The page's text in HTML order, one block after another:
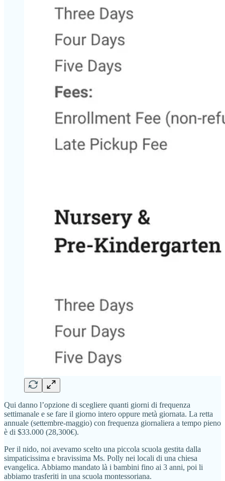
Qui danno l’opzione di scegliere quanti giorni di frequenza
settimanale e se fare il giorno intero oppure metà giornata. La retta
annuale (settembre-maggio) con frequenza giornaliera a tempo pieno
è di $33.000 (28,300€).
Per il nido, noi avevamo scelto una piccola scuola gestita dalla
simpaticissima e bravissima Ms. Polly nei locali di una chiesa
evangelica. Abbiamo mandato là i bambini fino ai 3 anni, poi li
abbiamo trasferiti in una scuola montessoriana.